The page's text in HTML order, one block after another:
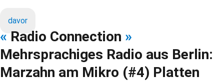
davor
« Radio Connection »
Mehrsprachiges Radio aus Berlin:
Marzahn am Mikro (#4) Platten